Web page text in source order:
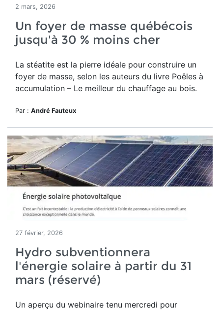
2 mars, 2026
Un foyer de masse québécois
jusqu'à 30 % moins cher
La stéatite est la pierre idéale pour construire un
foyer de masse, selon les auteurs du livre Poêles à
accumulation – Le meilleur du chauffage au bois.
Par : André Fauteux
27 février, 2026
Hydro subventionnera
l'énergie solaire à partir du 31
mars (réservé)
Un aperçu du webinaire tenu mercredi pour